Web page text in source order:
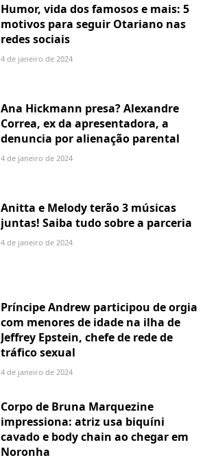
Humor, vida dos famosos e mais: 5
motivos para seguir Otariano nas
redes sociais
4 de janeiro de 2024
Ana Hickmann presa? Alexandre
Correa, ex da apresentadora, a
denuncia por alienação parental
4 de janeiro de 2024
Anitta e Melody terão 3 músicas
juntas! Saiba tudo sobre a parceria
4 de janeiro de 2024
Príncipe Andrew participou de orgia
com menores de idade na ilha de
Jeffrey Epstein, chefe de rede de
tráfico sexual
4 de janeiro de 2024
Corpo de Bruna Marquezine
impressiona: atriz usa biquíni
cavado e body chain ao chegar em
Noronha